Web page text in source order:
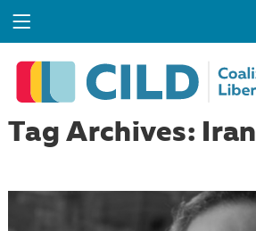
Tag Archives: Iran